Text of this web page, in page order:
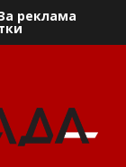
реклама